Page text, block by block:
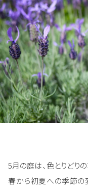
5月の庭は、色とりどり
春から初夏への季節の